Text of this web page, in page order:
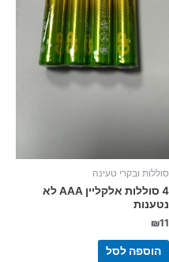
סוללות ובקרי טעינה
4 סוללות אלקליין AAA לא
נטענות
₪11
הוספה לסל